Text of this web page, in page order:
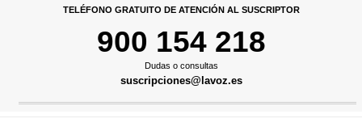
TELÉFONO GRATUITO DE ATENCIÓN AL SUSCRIPTOR
900 154 218
Dudas o consultas
suscripciones@lavoz.es